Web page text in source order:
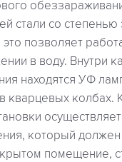
стали со степенью
позволяет
в воду. Внутри
находятся УФ
колбах.
который
помещение,